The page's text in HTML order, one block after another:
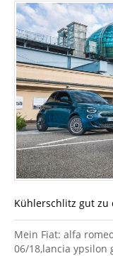
Kühlerschlitz gut zu
Mein Fiat: alfa
06/18,lancia ypsilon